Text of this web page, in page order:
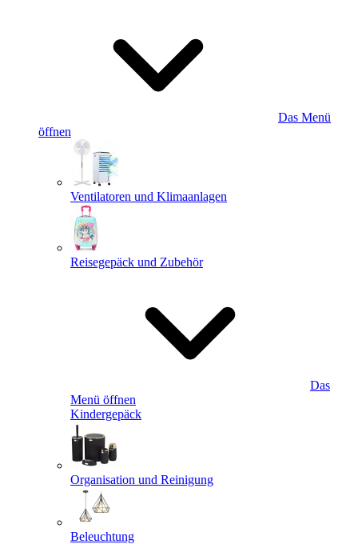
Das Menü
öffnen
Ventilatoren und Klimaanlagen
Reisegepäck und Zubehör
Das
Menü öffnen
Kindergepäck
Organisation und Reinigung
Beleuchtung